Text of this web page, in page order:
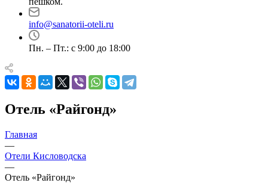
info@sanatorii-oteli.ru
Пн. – Пт.: с 9:00 до 18:00
Отель «Райгонд»
Главная
—
Отели Кисловодска
—
Отель «Райгонд»